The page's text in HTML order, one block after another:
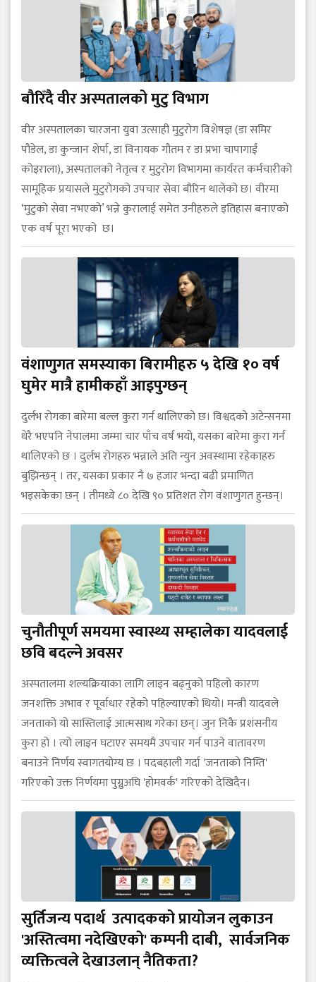
बौरिँदै वीर अस्पतालको मुटु विभाग
वीर अस्पतालका चारजना युवा उत्साही मुटुरोग विशेषज्ञ (डा समिर
पौडेल, डा कुन्जान शेर्पा, डा विनायक गौतम र डा प्रभा चापागाईं
कोइराला), अस्पतालको नेतृत्व र मुटुरोग विभागमा कार्यरत कर्मचारीको
सामूहिक प्रयासले मुटुरोगको उपचार सेवा बौरिन थालेको छ। वीरमा
‘मुटुको सेवा नभएको’ भन्ने कुरालाई समेत उनीहरुले इतिहास बनाएको
एक वर्ष पूरा भएको छ।
वंशाणुगत समस्याका बिरामीहरु ५ देखि १० वर्ष
घुमेर मात्रै हामीकहाँ आइपुग्छन्
दुर्लभ रोगका बारेमा बल्ल कुरा गर्न थालिएको छ। विश्वदको अटेन्सनमा
धेरै भएपनि नेपालमा जम्मा चार पाँच वर्ष भयो, यसका बारेमा कुरा गर्न
थालिएको छ । दुर्लभ रोगहरु भन्नाले अति न्युन अवस्थामा रहेकाहरु
बुझिन्छन् । तर, यसका प्रकार नै ७ हजार भन्दा बढी प्रमाणित
भइसकेका छन् । तीमध्ये ८० देखि ९० प्रतिशत रोग वंशाणुगत हुन्छन्।
चुनौतीपूर्ण समयमा स्वास्थ्य सम्हालेका यादवलाई
छवि बदल्ने अवसर
अस्पतालमा शल्यक्रियाका लागि लाइन बढ्नुको पहिलो कारण
जनशक्ति अभाव र पूर्वाधार रहेको पहिल्याएको थियो। मन्त्री यादवले
जनताको यो सास्तिलाई आत्मसाथ गरेका छन्। जुन निकै प्रशंसनीय
कुरा हो । त्यो लाइन घटाएर समयमै उपचार गर्न पाउने वातावरण
बनाउने निर्णय स्वागतयोग्य छ । पदबहाली गर्दा 'जनताको निम्ति'
गरिएको उक्त निर्णयमा पुग्नुअघि 'होमवर्क' गरिएको देखिदैन।
सुर्तिजन्य पदार्थ उत्पादकको प्रायोजन लुकाउन
'अस्तित्वमा नदेखिएको' कम्पनी दाबी, सार्वजनिक
व्यक्तित्वले देखाउलान् नैतिकता?